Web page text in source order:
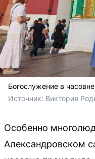
Богослужение в
Источник: Виктория
Особенно
Александровском